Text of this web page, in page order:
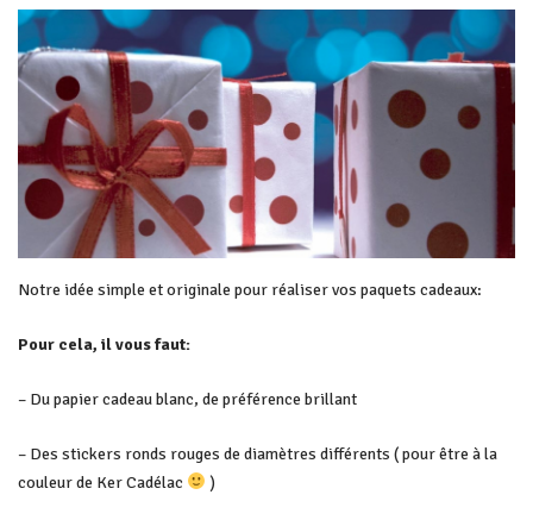
Notre idée simple et originale pour réaliser vos paquets cadeaux:
Pour cela, il vous faut:
– Du papier cadeau blanc, de préférence brillant
– Des stickers ronds rouges de diamètres différents ( pour être à la
couleur de Ker Cadélac
)